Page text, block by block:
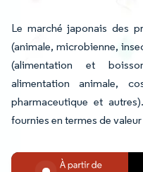
Le marché japonais des
(animale, microbienne,
(alimentation et
alimentation animale,
pharmaceutique et
fournies en termes de